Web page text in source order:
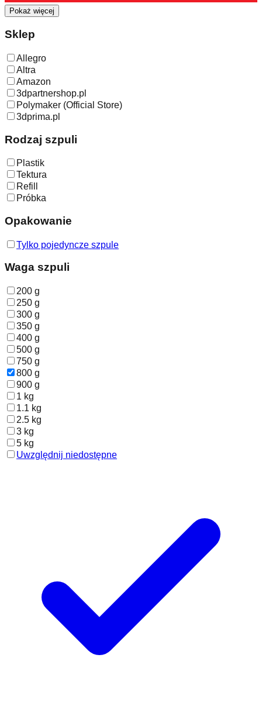
Pokaż więcej
Sklep
Allegro
Altra
Amazon
3dpartnershop.pl
Polymaker (Official Store)
3dprima.pl
Rodzaj szpuli
Plastik
Tektura
Refill
Próbka
Opakowanie
Tylko pojedyncze szpule
Waga szpuli
200 g
250 g
300 g
350 g
400 g
500 g
750 g
800 g
900 g
1 kg
1.1 kg
2.5 kg
3 kg
5 kg
Uwzględnij niedostępne